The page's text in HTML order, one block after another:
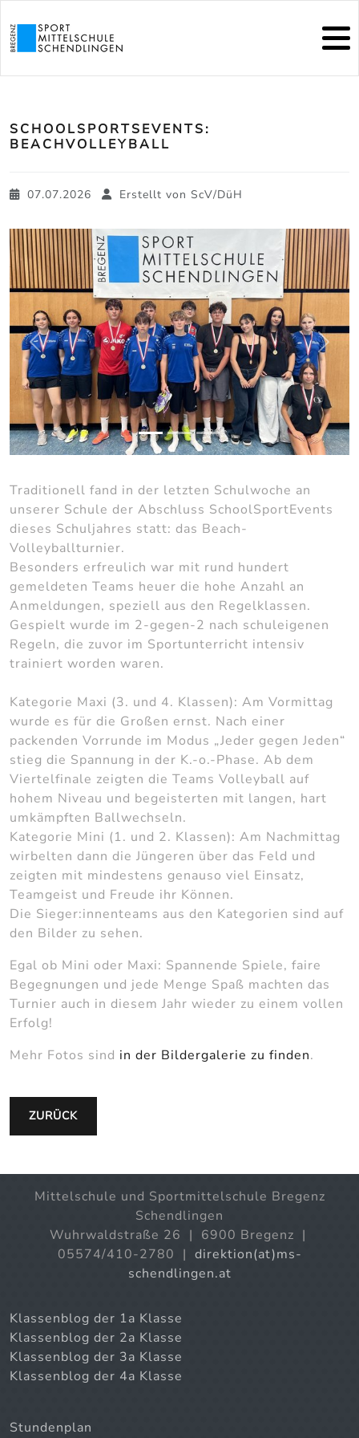
SCHOOLSPORTSEVENTS:
BEACHVOLLEYBALL
07.07.2026 Erstellt von ScV/DüH
Traditionell fand in der letzten Schulwoche an
unserer Schule der Abschluss SchoolSportEvents
dieses Schuljahres statt: das Beach-
Volleyballturnier.
Besonders erfreulich war mit rund hundert
gemeldeten Teams heuer die hohe Anzahl an
Anmeldungen, speziell aus den Regelklassen.
Gespielt wurde im 2-gegen-2 nach schuleigenen
Regeln, die zuvor im Sportunterricht intensiv
trainiert worden waren.
Kategorie Maxi (3. und 4. Klassen): Am Vormittag
wurde es für die Großen ernst. Nach einer
packenden Vorrunde im Modus „Jeder gegen Jeden“
stieg die Spannung in der K.-o.-Phase. Ab dem
Viertelfinale zeigten die Teams Volleyball auf
hohem Niveau und begeisterten mit langen, hart
umkämpften Ballwechseln.
Kategorie Mini (1. und 2. Klassen): Am Nachmittag
wirbelten dann die Jüngeren über das Feld und
zeigten mit mindestens genauso viel Einsatz,
Teamgeist und Freude ihr Können.
Die Sieger:innenteams aus den Kategorien sind auf
den Bilder zu sehen.
Egal ob Mini oder Maxi: Spannende Spiele, faire
Begegnungen und jede Menge Spaß machten das
Turnier auch in diesem Jahr wieder zu einem vollen
Erfolg!
Mehr Fotos sind in der Bildergalerie zu finden.
zurück
ZURÜCK
Mittelschule und Sportmittelschule Bregenz
Schendlingen
Wuhrwaldstraße 26 | 6900 Bregenz |
05574/410-2780 | direktion(at)ms-
schendlingen.at
Klassenblog der 1a Klasse
Klassenblog der 2a Klasse
Klassenblog der 3a Klasse
Klassenblog der 4a Klasse
Stundenplan